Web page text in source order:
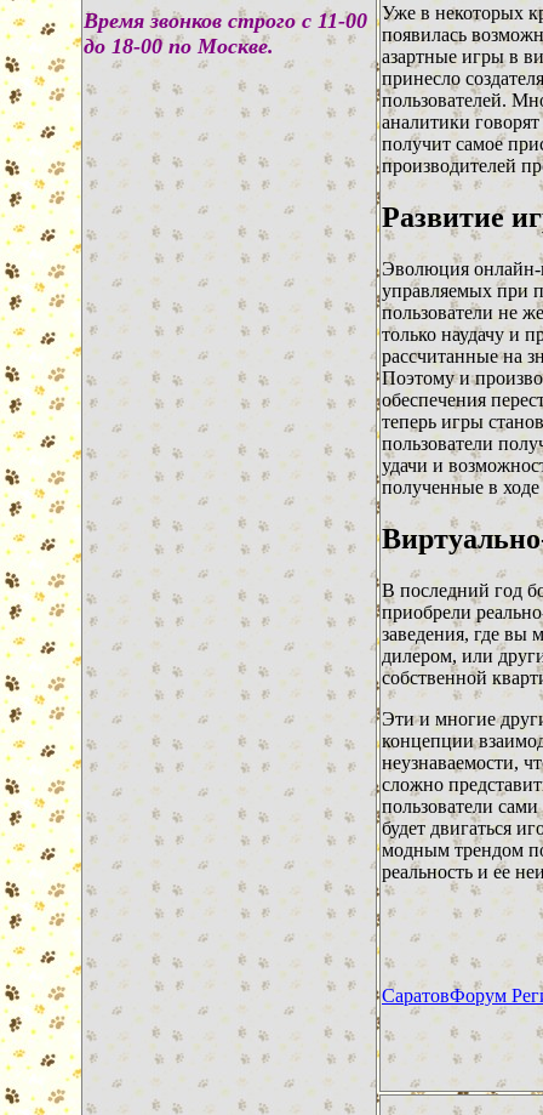
Время звонков строго с 11-00
до 18-00 по Москве.
Уже в некоторых
появилась
азартные игры в
принесло
пользователей.
аналитики
получит самое
производителей
Развитие
Эволюция онлайн-
управляемых при
пользователи не
только наудачу и
рассчитанные на
Поэтому и
обеспечения
теперь игры
пользователи
удачи и
полученные в
В последний год
приобрели
заведения, где вы
дилером, или
собственной
Эти и многие
концепции
неузнаваемости,
сложно
пользователи
будет двигаться
модным трендом
реальность и ее
СаратовФорум